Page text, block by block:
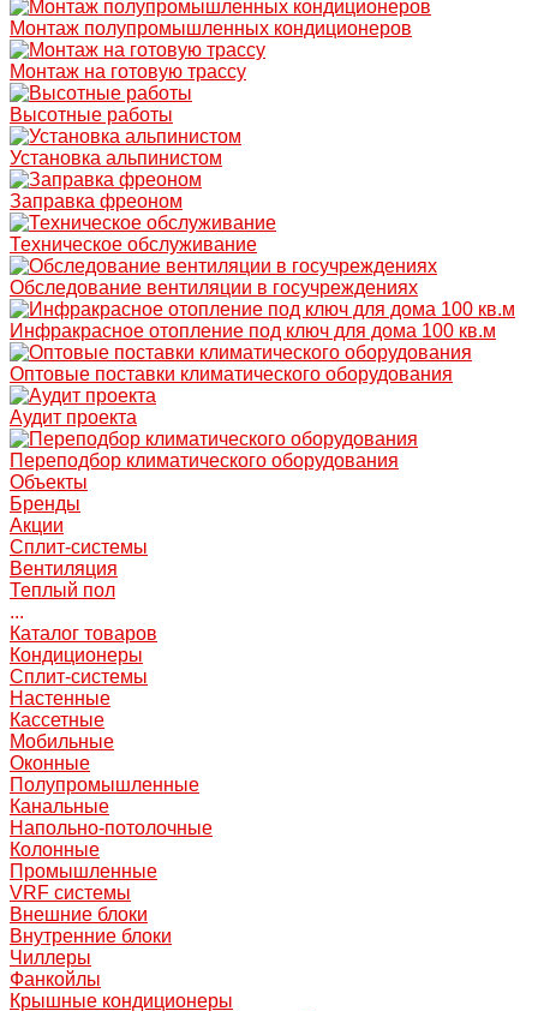
Монтаж полупромышленных кондиционеров
Монтаж на готовую трассу
Высотные работы
Установка альпинистом
Заправка фреоном
Техническое обслуживание
Обследование вентиляции в госучреждениях
Инфракрасное отопление под ключ для дома 100 кв.м
Оптовые поставки климатического оборудования
Аудит проекта
Переподбор климатического оборудования
Объекты
Бренды
Акции
Сплит-системы
Вентиляция
Теплый пол
...
Каталог товаров
Кондиционеры
Сплит-системы
Настенные
Кассетные
Мобильные
Оконные
Полупромышленные
Канальные
Напольно-потолочные
Колонные
Промышленные
VRF системы
Внешние блоки
Внутренние блоки
Чиллеры
Фанкойлы
Крышные кондиционеры